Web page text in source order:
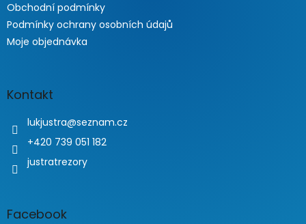
Obchodní podmínky
Podmínky ochrany osobních údajů
Moje objednávka
Kontakt
lukjustra@seznam.cz
+420 739 051 182
justratrezory
Facebook